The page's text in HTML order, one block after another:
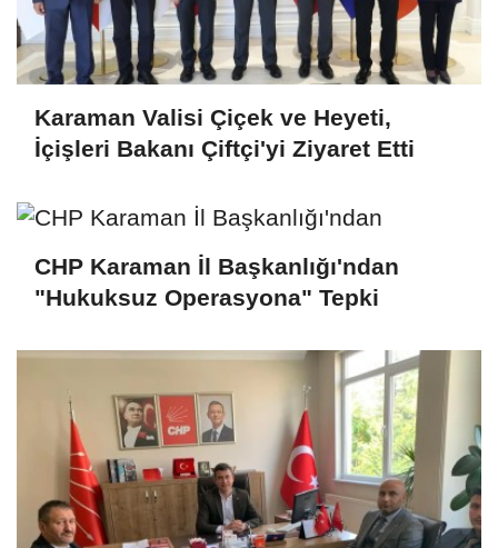
Karaman Valisi Çiçek ve Heyeti,
İçişleri Bakanı Çiftçi'yi Ziyaret Etti
CHP Karaman İl Başkanlığı'ndan
"Hukuksuz Operasyona" Tepki